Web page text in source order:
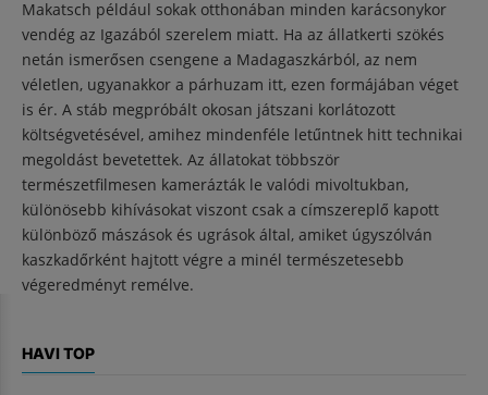
Makatsch például sokak otthonában minden karácsonykor
vendég az Igazából szerelem miatt. Ha az állatkerti szökés
netán ismerősen csengene a Madagaszkárból, az nem
véletlen, ugyanakkor a párhuzam itt, ezen formájában véget
is ér. A stáb megpróbált okosan játszani korlátozott
költségvetésével, amihez mindenféle letűntnek hitt technikai
megoldást bevetettek. Az állatokat többször
természetfilmesen kamerázták le valódi mivoltukban,
különösebb kihívásokat viszont csak a címszereplő kapott
különböző mászások és ugrások által, amiket úgyszólván
kaszkadőrként hajtott végre a minél természetesebb
végeredményt remélve.
HAVI TOP